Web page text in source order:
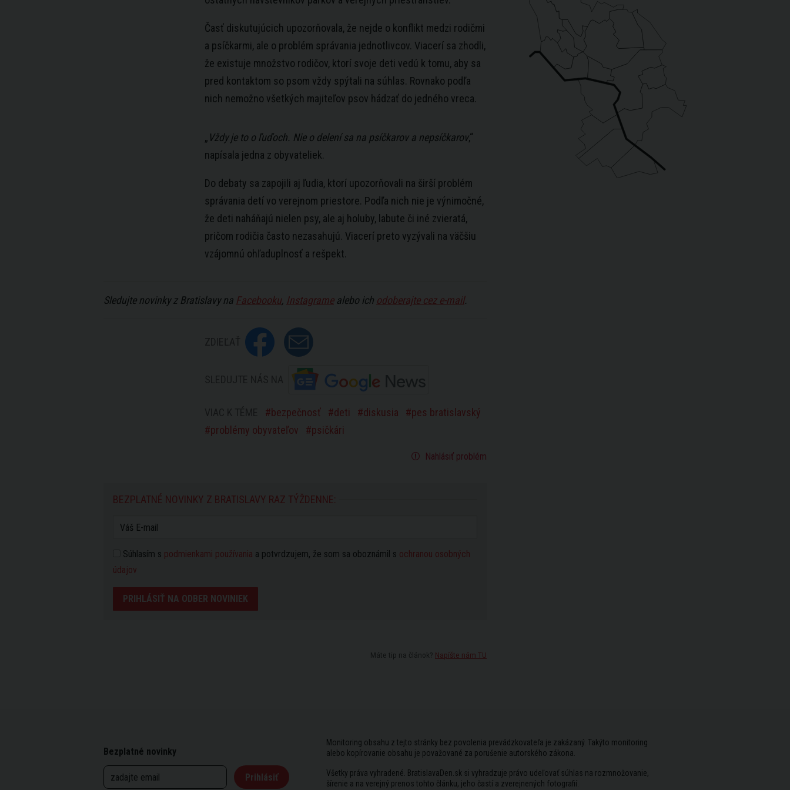
Časť diskutujúcich upozorňovala, že nejde o konflikt medzi rodičmi
a psíčkarmi, ale o problém správania jednotlivcov. Viacerí sa zhodli,
že existuje množstvo rodičov, ktorí svoje deti vedú k tomu, aby sa
pred kontaktom so psom vždy spýtali na súhlas. Rovnako podľa
nich nemožno všetkých majiteľov psov hádzať do jedného vreca.
„ Vždy je to o ľuďoch. Nie o delení sa na psíčkarov a nepsíčkarov,“
napísala jedna z obyvateliek.
Do debaty sa zapojili aj ľudia, ktorí upozorňovali na širší problém
správania detí vo verejnom priestore. Podľa nich nie je výnimočné,
že deti naháňajú nielen psy, ale aj holuby, labute či iné zvieratá,
pričom rodičia často nezasahujú. Viacerí preto vyzývali na väčšiu
vzájomnú ohľaduplnosť a rešpekt.
Sledujte novinky z Bratislavy na Facebooku, Instagramealebo ich odoberajte cez e-mail.
bezpečnosť deti diskusia
pes bratislavský
problémy obyvateľov
psičkári
Nahlásiť problém
BEZPLATNÉ NOVINKY Z BRATISLAVY RAZ TÝŽDENNE:
Súhlasím s podmienkami používania a potvrdzujem, že som sa oboznámil s ochranou osobných
údajov
PRIHLÁSIŤ NA ODBER NOVINIEK
Máte tip na článok? Napíšte nám TU
Bezplatné novinky
Prihlásiť
Monitoring obsahu z tejto stránky bez povolenia prevádzkovateľa je zakázaný. Takýto monitoring
alebo kopírovanie obsahu je považované za porušenie autorského zákona.
Všetky práva vyhradené. BratislavaDen.sk si vyhradzuje právo udeľovať súhlas na rozmnožovanie,
šírenie a na verejný prenos tohto článku, jeho častí a zverejnených fotografií.